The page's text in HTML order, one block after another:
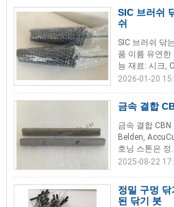
SIC 브러쉬
쉬
SIC 브러쉬 닦
품 이름 유연
능 재료: 시크,
2026-01-20
금속 결합
금속 결합
Belden,
호닝 스톤은 정
2025-08-22
정밀 구멍
된 닦기 붓